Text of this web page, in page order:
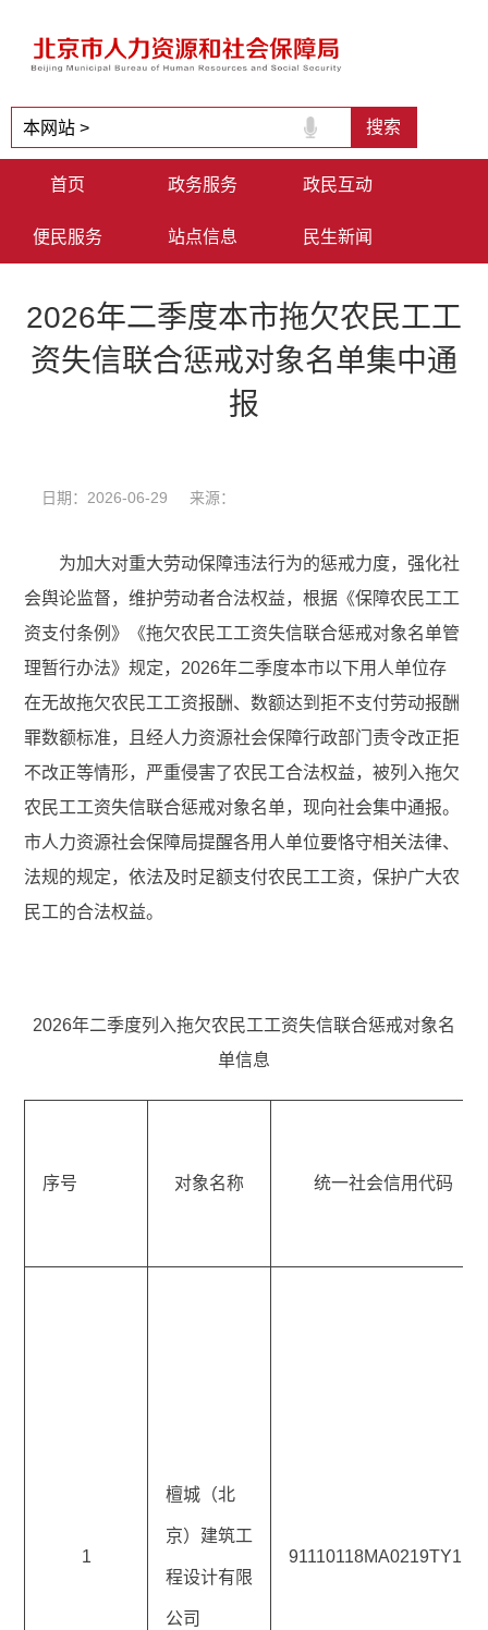
首页 政务服务 政民互动
便民服务 站点信息 民生新闻
2026年二季度本市拖欠农民工工
资失信联合惩戒对象名单集中通
报
日期：2026-06-29 来源：
为加大对重大劳动保障违法行为的惩戒力度，强化社
会舆论监督，维护劳动者合法权益，根据 《保障农民工工
资支付条例》
《拖欠农民工工资失信联合惩戒对象名单管
理暂行办法》规定， 2026年二季度本市以下用人单位存
在无故拖欠农民工工资报酬、数额达到拒不支付劳动报酬
罪数额标准，且经人力资源社会保障行政部门责令改正拒
不改正等情形，严重侵害了农民工合法权益，被列入拖欠
农民工工资失信联合惩戒对象名单，现向社会集中通报。
市人力资源社会保障局提醒各用人单位要恪守相关法律、
法规的规定，依法及时足额支付农民工工资，保护广大农
民工的合法权益。
2026年二季度列入拖欠农民工工资失信联合惩戒对象名
单信息
序号 对象名称 统一社会信用代码
1
檀城（北
京）建筑工
程设计有限
公司
91110118MA0219TY1D